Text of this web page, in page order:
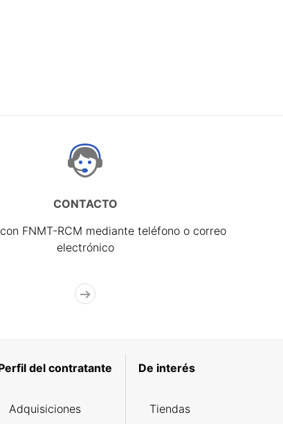
CONTACTO
FNMT-RCM mediante teléfono o correo
electrónico
del contratante
Adquisiciones
De interés
Tiendas